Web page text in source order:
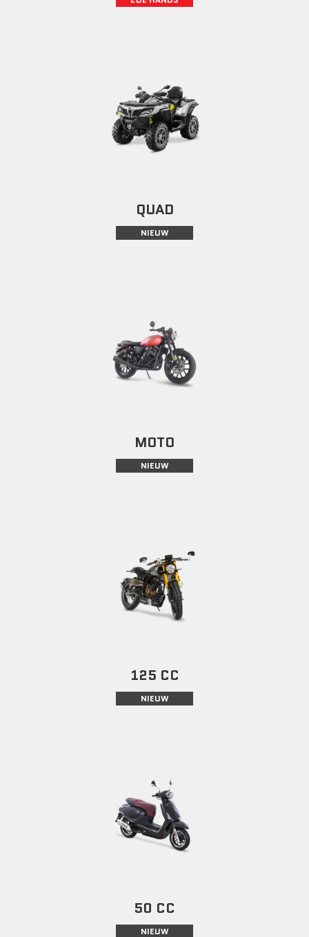
QUAD
NIEUW
MOTO
NIEUW
125 CC
NIEUW
50 CC
NIEUW